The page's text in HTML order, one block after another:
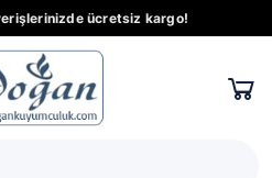
ücretsiz kargo!